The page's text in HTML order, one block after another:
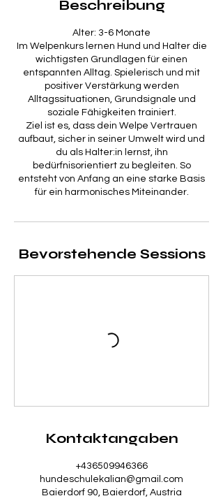
n
m
:
1
3
.
J
u
n
i
Beschreibung
Alter: 3-6 Monate
Im Welpenkurs lernen Hund und Halter die
wichtigsten Grundlagen für einen
entspannten Alltag. Spielerisch und mit
positiver Verstärkung werden
Alltagssituationen, Grundsignale und
soziale Fähigkeiten trainiert.
Ziel ist es, dass dein Welpe Vertrauen
aufbaut, sicher in seiner Umwelt wird und
du als Halter:in lernst, ihn
bedürfnisorientiert zu begleiten. So
entsteht von Anfang an eine starke Basis
für ein harmonisches Miteinander.
Bevorstehende Sessions
Kontaktangaben
+436509946366
hundeschulekalian@gmail.com
Baierdorf 90, Baierdorf, Austria